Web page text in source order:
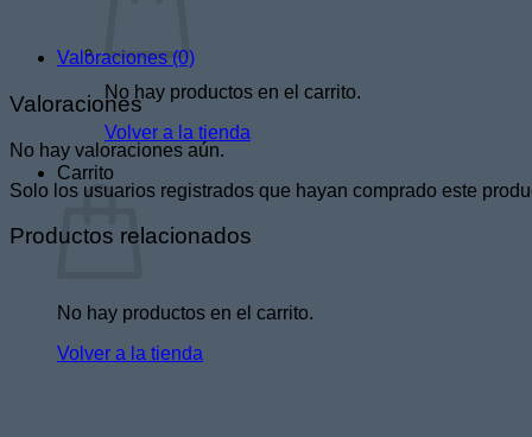
No hay productos en el carrito.
Volver a la tienda
Carrito
No hay productos en el carrito.
Volver a la tienda
Valoraciones (0)
Valoraciones
No hay valoraciones aún.
Solo los usuarios registrados que hayan comprado este
Productos relacionados